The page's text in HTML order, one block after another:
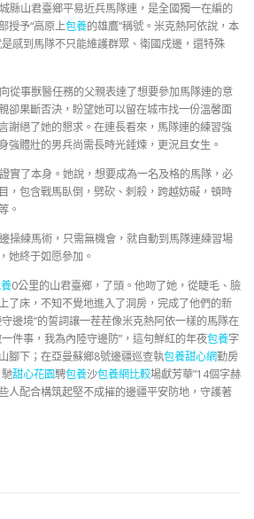
縣山君臺鄉平易近兵馬隊連，是全國獨一在編的
授予“高原上包養的雄鷹”稱號。米克熱阿依說，本
感到馬隊不只能維護群眾、衛國戍邊，還特殊
從事獸醫任務的父親表達了想要參加馬隊連的意
卻果斷否決，盼望她可以留在城市找一份溫馨面
謝絕了她的懇求。在連長看來，馬隊連的練習強
強體壯的男兵尚需長時光錘煉，更況且女生。
實了本身。她說，想要成為一名及格的馬隊，必
，包含戰馬臥倒，劈砍、刺殺，跨越妨礙，頓時
。
操練馬術，只需無機會，就自動到馬隊連練習場
她終于如愿參加。
0公里的山君臺鄉，了頭。他吻了她，從睫毛、臉
了床，不知不覺地進入了洞房，完成了他們的新
邊境”的誓詞讓一茬茬像米克熱阿依一樣的馬隊在
件事，我為內陸守邊防”，這句鮮紅的年夜包養字
腳下；在亞曼蘇鄉8號邊疆巡查執包養甜心網勤房
甜心花園騁包養沙包養網比較場獻芳華”14個字赫
人配合構筑起堅不成摧的邊疆平安防地，守護著